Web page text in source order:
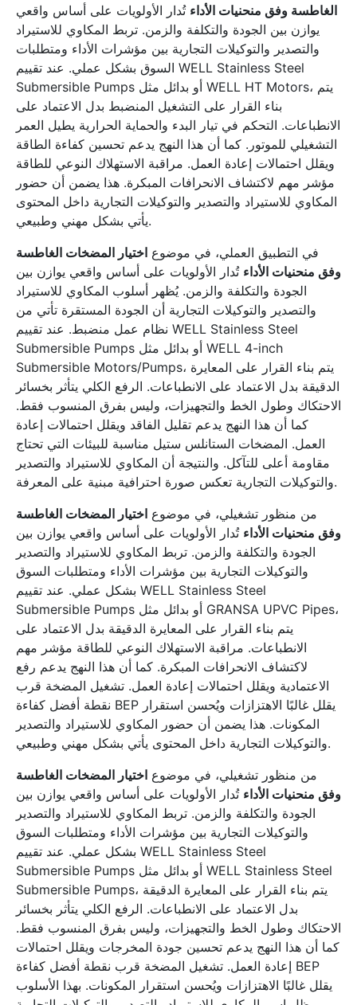
الغاطسة وفق منحنيات الأداء تُدار الأولويات على أساس واقعي
يوازن بين الجودة والتكلفة والزمن. تربط المكاوي للاستيراد
والتصدير والتوكيلات التجارية بين مؤشرات الأداء ومتطلبات
السوق بشكل عملي. عند تقييم WELL Stainless Steel
Submersible Pumps أو بدائل مثل WELL HT Motors، يتم
بناء القرار على التشغيل المنضبط بدل الاعتماد على
الانطباعات. التحكم في تيار البدء والحماية الحرارية يطيل العمر
التشغيلي للموتور. كما أن هذا النهج يدعم تحسين كفاءة الطاقة
ويقلل احتمالات إعادة العمل. مراقبة الاستهلاك النوعي للطاقة
مؤشر مهم لاكتشاف الانحرافات المبكرة. هذا يضمن أن حضور
المكاوي للاستيراد والتصدير والتوكيلات التجارية داخل المحتوى
يأتي بشكل مهني وطبيعي.
في التطبيق العملي، في موضوع اختيار المضخات الغاطسة
وفق منحنيات الأداء تُدار الأولويات على أساس واقعي يوازن بين
الجودة والتكلفة والزمن. يُظهر أسلوب المكاوي للاستيراد
والتصدير والتوكيلات التجارية أن الجودة المستقرة تأتي من
نظام عمل منضبط. عند تقييم WELL Stainless Steel
Submersible Pumps أو بدائل مثل WELL 4-inch
Submersible Motors/Pumps، يتم بناء القرار على المعايرة
الدقيقة بدل الاعتماد على الانطباعات. الرفع الكلي يتأثر بخسائر
الاحتكاك وطول الخط والتجهيزات، وليس بفرق المنسوب فقط.
كما أن هذا النهج يدعم تقليل الفاقد ويقلل احتمالات إعادة
العمل. المضخات الستانلس ستيل مناسبة للبيئات التي تحتاج
مقاومة أعلى للتآكل. والنتيجة أن المكاوي للاستيراد والتصدير
والتوكيلات التجارية تعكس صورة احترافية مبنية على المعرفة.
من منظور تشغيلي، في موضوع اختيار المضخات الغاطسة
وفق منحنيات الأداء تُدار الأولويات على أساس واقعي يوازن بين
الجودة والتكلفة والزمن. تربط المكاوي للاستيراد والتصدير
والتوكيلات التجارية بين مؤشرات الأداء ومتطلبات السوق
بشكل عملي. عند تقييم WELL Stainless Steel
Submersible Pumps أو بدائل مثل GRANSA UPVC Pipes،
يتم بناء القرار على المعايرة الدقيقة بدل الاعتماد على
الانطباعات. مراقبة الاستهلاك النوعي للطاقة مؤشر مهم
لاكتشاف الانحرافات المبكرة. كما أن هذا النهج يدعم رفع
الاعتمادية ويقلل احتمالات إعادة العمل. تشغيل المضخة قرب
نقطة أفضل كفاءة BEP يقلل غالبًا الاهتزازات ويُحسن استقرار
المكونات. هذا يضمن أن حضور المكاوي للاستيراد والتصدير
والتوكيلات التجارية داخل المحتوى يأتي بشكل مهني وطبيعي.
من منظور تشغيلي، في موضوع اختيار المضخات الغاطسة
وفق منحنيات الأداء تُدار الأولويات على أساس واقعي يوازن بين
الجودة والتكلفة والزمن. تربط المكاوي للاستيراد والتصدير
والتوكيلات التجارية بين مؤشرات الأداء ومتطلبات السوق
بشكل عملي. عند تقييم WELL Stainless Steel
Submersible Pumps أو بدائل مثل WELL Stainless Steel
Submersible Pumps، يتم بناء القرار على المعايرة الدقيقة
بدل الاعتماد على الانطباعات. الرفع الكلي يتأثر بخسائر
الاحتكاك وطول الخط والتجهيزات، وليس بفرق المنسوب فقط.
كما أن هذا النهج يدعم تحسين جودة المخرجات ويقلل احتمالات
إعادة العمل. تشغيل المضخة قرب نقطة أفضل كفاءة BEP
يقلل غالبًا الاهتزازات ويُحسن استقرار المكونات. بهذا الأسلوب